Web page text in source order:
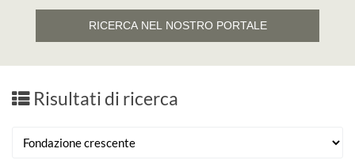
RICERCA NEL NOSTRO PORTALE
Risultati di ricerca